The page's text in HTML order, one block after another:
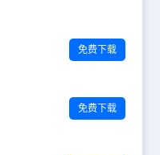
免费下载
免费下载